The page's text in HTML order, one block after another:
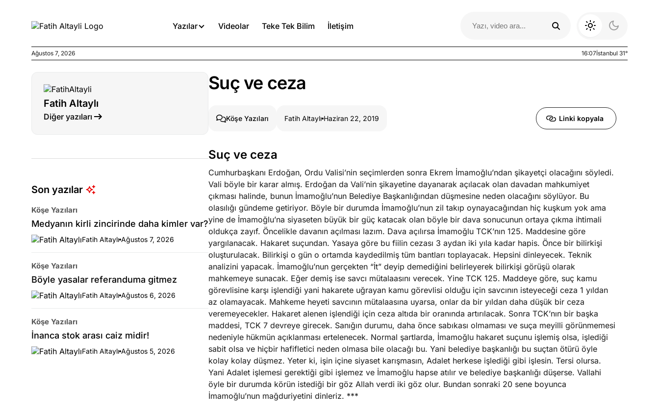
Yazılar Videolar Teke Tek Bilim İletişim
Medyanın kirli zincirinde daha kimler var?
Böyle yasalar referanduma gitmez
İnanca stok arası caiz midir!
Köşe Yazıları Spor Yazıları Otomobil Yazıları
Ağustos 7, 2026 16:07İstanbul 31°
Fatih Altaylı
Diğer yazıları
Son yazılar
Köşe Yazıları
Medyanın kirli zincirinde daha kimler var?
Fatih Altaylı Ağustos 7, 2026
Köşe Yazıları
Böyle yasalar referanduma gitmez
Fatih Altaylı Ağustos 6, 2026
Köşe Yazıları
İnanca stok arası caiz midir!
Fatih Altaylı Ağustos 5, 2026
Suç ve ceza
Köşe Yazıları Fatih Altaylı Haziran 22, 2019 Linki kopyala
Suç ve ceza
Cumhurbaşkanı Erdoğan, Ordu Valisi’nin seçimlerden sonra Ekrem İmamoğlu’ndan şikayetçi olacağını söyledi.
Vali böyle bir karar almış. Erdoğan da Vali’nin şikayetine dayanarak açılacak olan davadan mahkumiyet
çıkması halinde, bunun İmamoğlu’nun Belediye Başkanlığından düşmesine neden olacağını söylüyor. Bu
olasılığı gündeme getiriyor. Böyle bir durumda İmamoğlu’nun zil takıp oynayacağından hiç kuşkum yok ama
yine de İmamoğlu’na siyaseten büyük bir güç katacak olan böyle bir dava sonucunun ortaya çıkma ihtimali
oldukça zayıf. Öncelikle davanın açılması lazım. Dava açılırsa İmamoğlu TCK’nın 125. Maddesine göre
yargılanacak. Hakaret suçundan. Yasaya göre bu fiilin cezası 3 aydan iki yıla kadar hapis. Önce bir bilirkişi
oluşturulacak. Bilirkişi o gün o ortamda kaydedilmiş tüm bantları toplayacak. Hepsini dinleyecek. Teknik
analizini yapacak. İmamoğlu’nun gerçekten “İt” deyip demediğini belirleyerek bilirkişi görüşü olarak
mahkemeye sunacak. Eğer demiş ise savcı mütalaasını verecek. Yine TCK 125. Maddeye göre, suç kamu
görevlisine karşı işlendiği yani hakarete uğrayan kamu görevlisi olduğu için savcının isteyeceği ceza 1 yıldan
az olamayacak. Mahkeme heyeti savcının mütalaasına uyarsa, onlar da bir yıldan daha düşük bir ceza
veremeyecekler. Hakaret alenen işlendiği için ceza altıda bir oranında artırılacak. Sonra TCK’nın bir başka
maddesi, TCK 7 devreye girecek. Sanığın durumu, daha önce sabıkası olmaması ve suça meyilli görünmemesi
nedeniyle hükmün açıklanması ertelenecek. Normal şartlarda, İmamoğlu hakaret suçunu işlemiş olsa, işlediği
sabit olsa ve hiçbir hafifletici neden olmasa bile olacağı bu. Yani belediye başkanlığı bu suçtan ötürü öyle
kolay kolay düşmez. Yeter ki, işin içine siyaset karışmasın, Adalet herkese işlediği gibi işlesin. Tersi olursa.
Yani Adalet işlemesi gerektiği gibi işlemez ve İmamoğlu hapse atılır ve belediye başkanlığı düşerse. Vallahi
öyle bir durumda körün istediği bir göz Allah verdi iki göz olur. Bundan sonraki 20 sene boyunca
İmamoğlu’nun mağduriyetini dinleriz. ***